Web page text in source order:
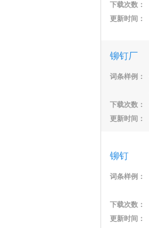
下载次数：
更新时间：
铆钉厂
词条样例：
下载次数：
更新时间：
铆钉
词条样例：
下载次数：
更新时间：